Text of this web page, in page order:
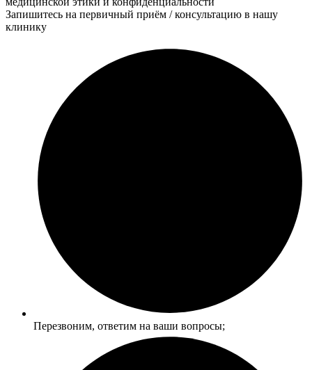
Запишитесь на первичный приём / консультацию в нашу
клинику
Перезвоним, ответим на ваши вопросы;